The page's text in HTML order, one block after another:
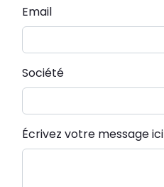
Email
Société
Écrivez votre message ici